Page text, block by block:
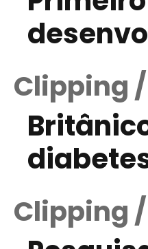
Clipping
Clipping